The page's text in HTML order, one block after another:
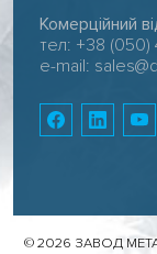
Комерційний
тел: +38
e-mail:
© 2026 ЗАВОД